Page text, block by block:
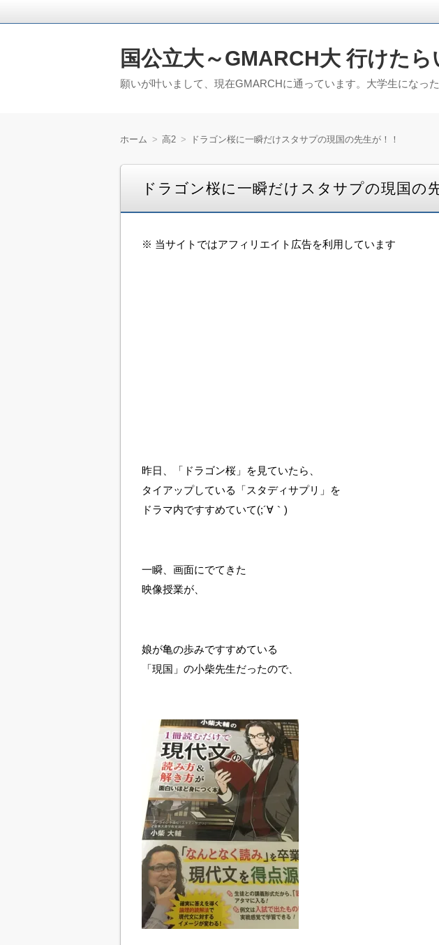
国公立大～GMARCH大 行けた
願いが叶いまして、現在GMARCHに通っています。大学生になっ
ホーム 高2 ドラゴン桜に一瞬だけスタサプの現国の先生が！！
ドラゴン桜に一瞬だけスタサプの現国の
※ 当サイトではアフィリエイト広告を利用しています
昨日、「ドラゴン桜」を見ていたら、
タイアップしている「スタディサプリ」を
ドラマ内ですすめていて(;´∀｀)
一瞬、画面にでてきた
映像授業が、
娘が亀の歩みですすめている
「現国」の小柴先生だったので、